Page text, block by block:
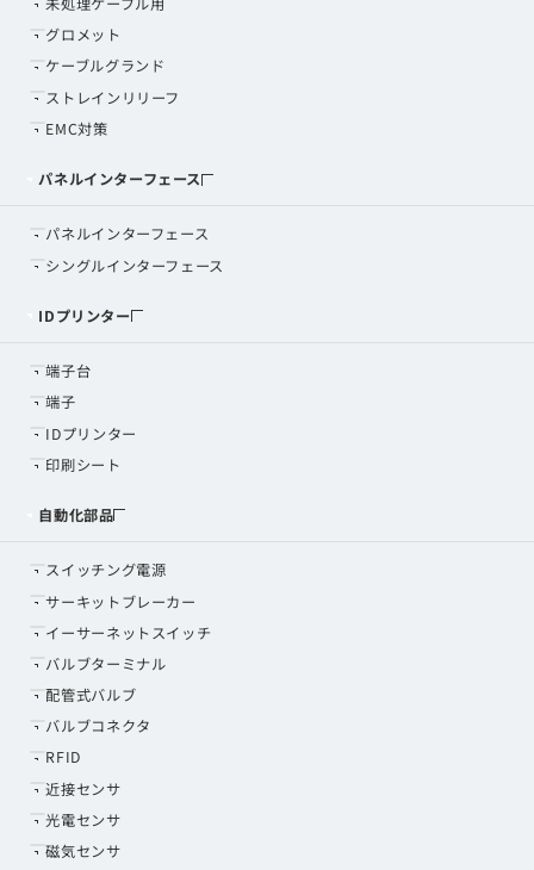
グロメット
ケーブルグランド
ストレインリリーフ
EMC対策
パネルインターフェース
パネルインターフェース
シングルインターフェース
IDプリンター
端子台
端子
IDプリンター
印刷シート
自動化部品
スイッチング電源
サーキットブレーカー
イーサーネットスイッチ
バルブターミナル
配管式バルブ
バルブコネクタ
RFID
近接センサ
光電センサ
磁気センサ